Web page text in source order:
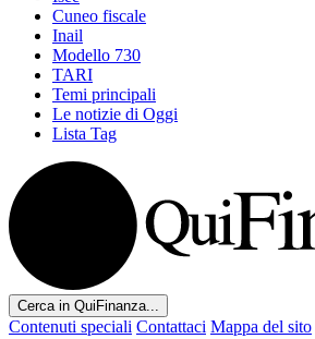
Cuneo fiscale
Inail
Modello 730
TARI
Temi principali
Le notizie di Oggi
Lista Tag
Cerca in QuiFinanza...
Contenuti speciali Contattaci Mappa del sito